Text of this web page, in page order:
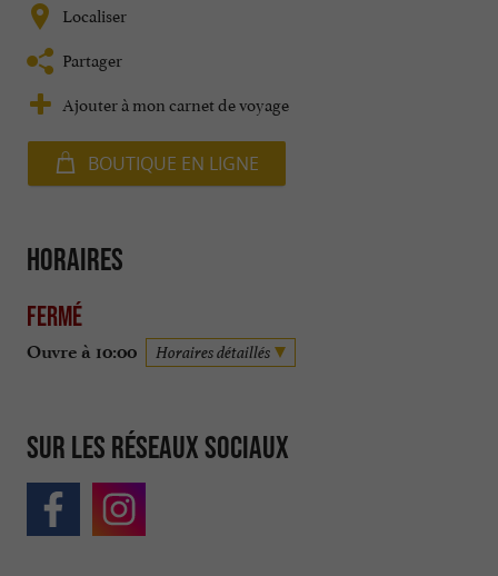
Localiser
Partager
Ajouter à mon carnet de voyage
BOUTIQUE EN LIGNE
Horaires
Fermé
Ouvre à 10:00 Horaires détaillés
Sur les réseaux sociaux